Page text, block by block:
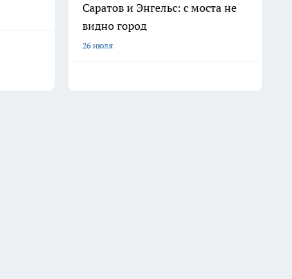
Саратов и Энгельс: с моста не
видно город
26 июля